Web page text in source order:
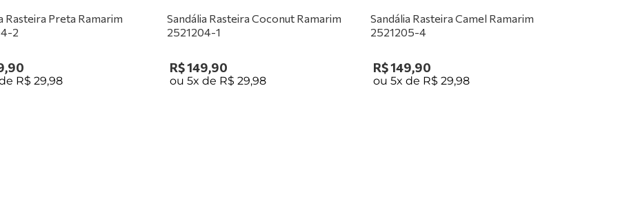
Rasteira Preta Ramarim
2
,90
R$ 29,98
Sandália Rasteira Coconut Ramarim
2521204-1
R$149,90
ou5x de R$ 29,98
Sandália Rasteira Camel Ramarim
2521205-4
R$149,90
ou5x de R$ 29,98